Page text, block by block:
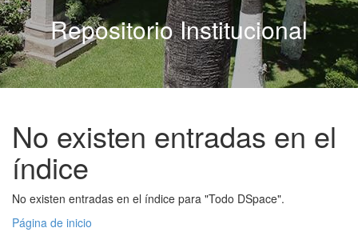
Repositorio Institucional
No existen entradas en el
índice
No existen entradas en el índice para "Todo DSpace".
Página de inicio